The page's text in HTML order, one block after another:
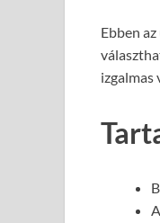
Ebben
izgalmas